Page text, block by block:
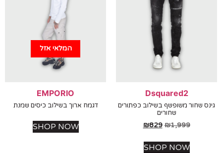
Dsquared2
שחור משופשף בשילוב כפתורים
שחורים
₪1,999
₪829
SHOP NOW
המלאי אזל
EMPORIO
דגמח ארוך בשילוב כיסים שמנת
SHOP NOW